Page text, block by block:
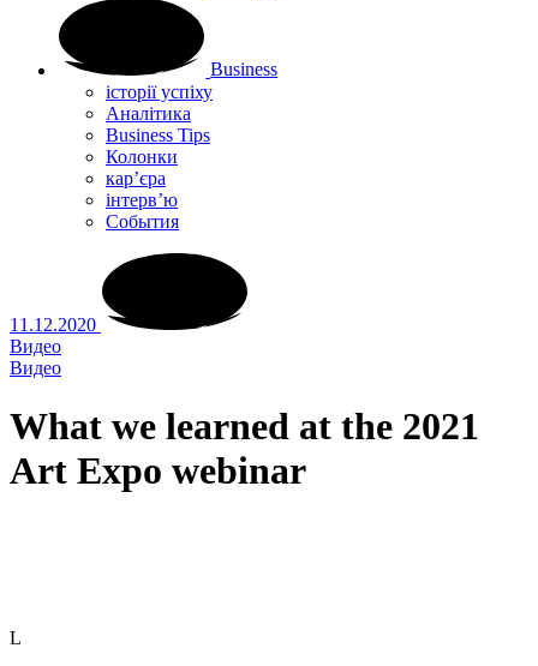
Business
історії успіху
Аналітика
Business Tips
Колонки
кар’єра
інтерв’ю
Cобытия
11.12.2020
Видео
Видео
What we learned at the 2021
Art Expo webinar
L